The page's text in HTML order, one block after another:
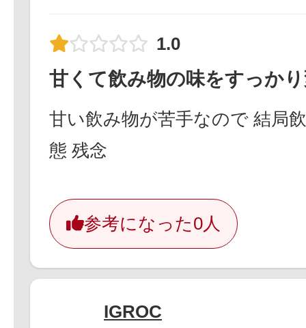
1.0
甘くて飲み物の味をすっか
甘い飲み物が苦手なので 結局
態 残念
参考になった0人
IGROC